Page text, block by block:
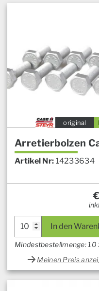
original
Arretierbolzen
Artikel Nr: 14233634
€
In den
Mindestbestellmenge: 10
Meinen Preis